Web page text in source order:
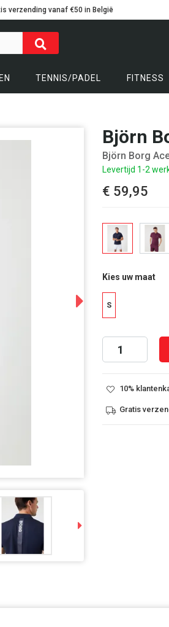
verzending vanaf €50 in België
TENNIS/PADEL FITNESS
Björn
Björn Borg
Levertijd 1-2
€ 59,95
Kies uw maat
S
10%
Gratis